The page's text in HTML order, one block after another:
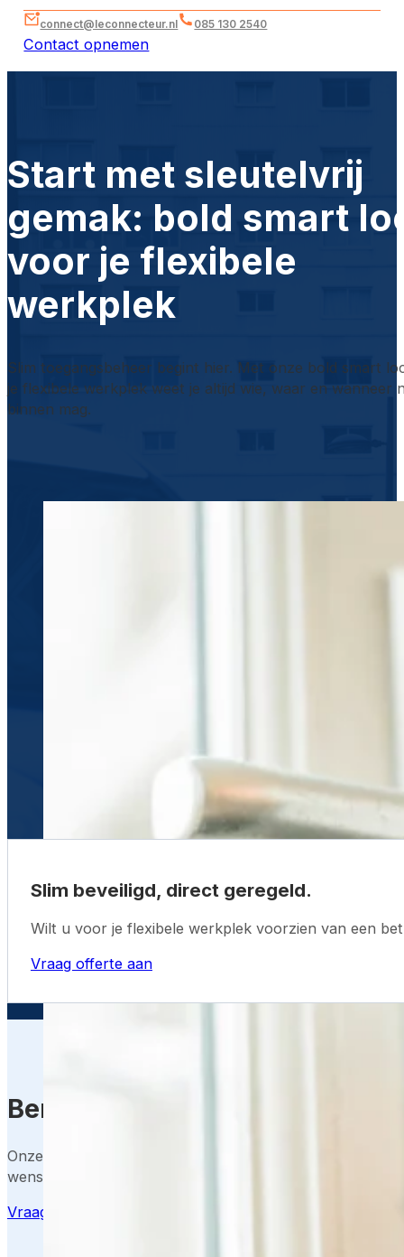
connect@leconnecteur.nl 085 130 2540
Contact opnemen
Start met sleutelvrij
gemak: bold smart
voor je flexibele
werkplek
Slim toegangsbeheer begint hier. Met onze bold smart
je flexibele werkplek weet je altijd wie, waar en wanneer
binnen mag.
Slim beveiligd, direct geregeld.
Wilt u voor je flexibele werkplek voorzien van een
Vraag offerte aan
Benieuwd naar de prijs van
Onze adviseurs maken graag een helder voorstel op
wensen en locatie.
Vraag offerte aan